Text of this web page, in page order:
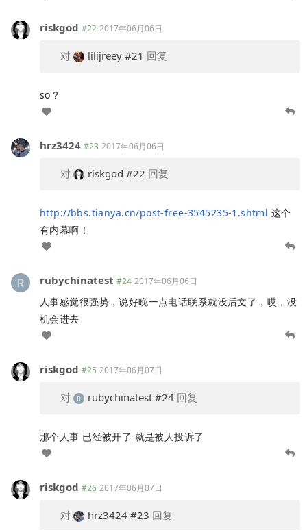
riskgod #22 2017年06月06日
对 lilijreey #21 回复
so？
hrz3424 #23 2017年06月06日
对 riskgod #22 回复
http://bbs.tianya.cn/post-free-3545235-1.shtml 这个
有内幕啊！
rubychinatest #24 2017年06月06日
人事感觉很强势，说好晚一点电话联系就没后文了，哎，没
机会进去
riskgod #25 2017年06月07日
对 rubychinatest #24 回复
那个人事 已经被开了 就是被人投诉了
riskgod #26 2017年06月07日
对 hrz3424 #23 回复